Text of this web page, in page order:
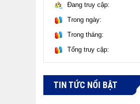
Đang truy cập:
Trong ngày:
Trong tháng:
Tổng truy cập:
TIN TỨC NỔI BẬT